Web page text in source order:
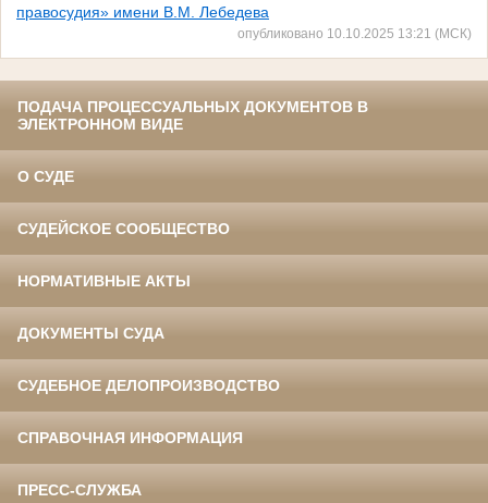
правосудия» имени В.М. Лебедева
опубликовано 10.10.2025 13:21 (МСК)
ПОДАЧА ПРОЦЕССУАЛЬНЫХ ДОКУМЕНТОВ В
ЭЛЕКТРОННОМ ВИДЕ
О СУДЕ
СУДЕЙСКОЕ СООБЩЕСТВО
НОРМАТИВНЫЕ АКТЫ
ДОКУМЕНТЫ СУДА
СУДЕБНОЕ ДЕЛОПРОИЗВОДСТВО
СПРАВОЧНАЯ ИНФОРМАЦИЯ
ПРЕСС-СЛУЖБА